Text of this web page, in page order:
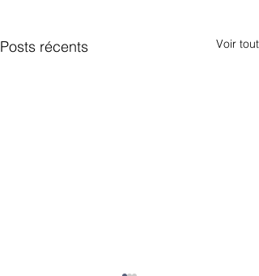
Posts récents Voir tout